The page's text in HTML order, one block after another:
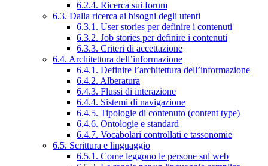
6.2.4. Ricerca sui forum
6.3. Dalla ricerca ai bisogni degli utenti
6.3.1. User stories per definire i contenuti
6.3.2. Job stories per definire i contenuti
6.3.3. Criteri di accettazione
6.4. Architettura dell’informazione
6.4.1. Definire l’architettura dell’informazione
6.4.2. Alberatura
6.4.3. Flussi di interazione
6.4.4. Sistemi di navigazione
6.4.5. Tipologie di contenuto (content type)
6.4.6. Ontologie e standard
6.4.7. Vocabolari controllati e tassonomie
6.5. Scrittura e linguaggio
6.5.1. Come leggono le persone sul web